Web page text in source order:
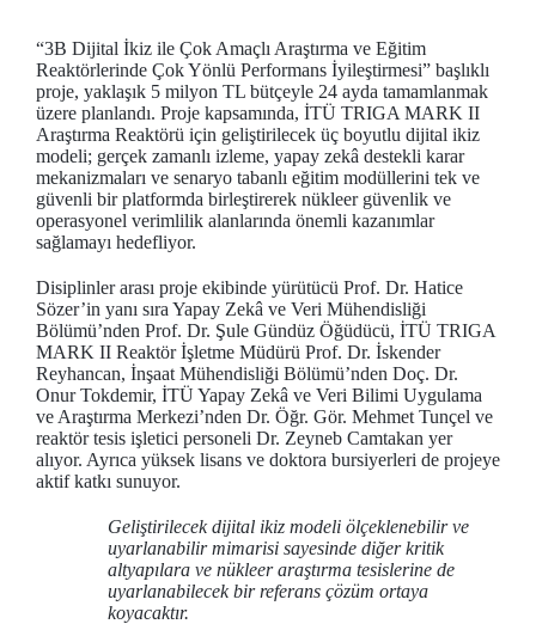
“3B Dijital İkiz ile Çok Amaçlı Araştırma ve Eğitim
Reaktörlerinde Çok Yönlü Performans İyileştirmesi” başlıklı
proje, yaklaşık 5 milyon TL bütçeyle 24 ayda tamamlanmak
üzere planlandı. Proje kapsamında, İTÜ TRIGA MARK II
Araştırma Reaktörü için geliştirilecek üç boyutlu dijital ikiz
modeli; gerçek zamanlı izleme, yapay zekâ destekli karar
mekanizmaları ve senaryo tabanlı eğitim modüllerini tek ve
güvenli bir platformda birleştirerek nükleer güvenlik ve
operasyonel verimlilik alanlarında önemli kazanımlar
sağlamayı hedefliyor.
Disiplinler arası proje ekibinde yürütücü Prof. Dr. Hatice
Sözer’in yanı sıra Yapay Zekâ ve Veri Mühendisliği
Bölümü’nden Prof. Dr. Şule Gündüz Öğüdücü, İTÜ TRIGA
MARK II Reaktör İşletme Müdürü Prof. Dr. İskender
Reyhancan, İnşaat Mühendisliği Bölümü’nden Doç. Dr.
Onur Tokdemir, İTÜ Yapay Zekâ ve Veri Bilimi Uygulama
ve Araştırma Merkezi’nden Dr. Öğr. Gör. Mehmet Tunçel ve
reaktör tesis işletici personeli Dr. Zeyneb Camtakan yer
alıyor. Ayrıca yüksek lisans ve doktora bursiyerleri de projeye
aktif katkı sunuyor.
Geliştirilecek dijital ikiz modeli ölçeklenebilir ve
uyarlanabilir mimarisi sayesinde diğer kritik
altyapılara ve nükleer araştırma tesislerine de
uyarlanabilecek bir referans çözüm ortaya
koyacaktır.